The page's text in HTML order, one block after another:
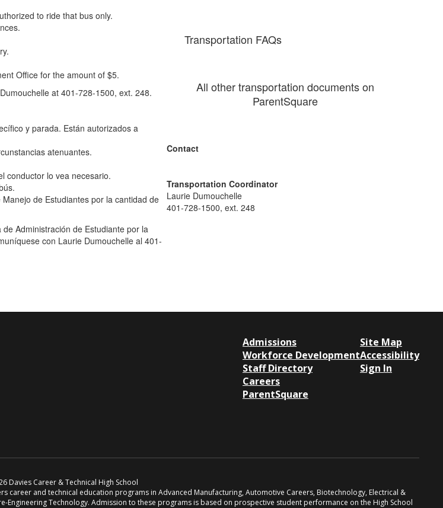
to ride that bus only.
Office for the amount of $5.
at 401-728-1500, ext. 248.
y parada. Están autorizados a
atenuantes.
conductor lo vea necesario.
de Estudiantes por la cantidad de
Administración de Estudiante por la
con Laurie Dumouchelle al 401-
Transportation FAQs
All other transportation documents on
ParentSquare
Contact
Transportation Coordinator
Laurie Dumouchelle
401-728-1500, ext. 248
Admissions
Workforce Development
Staff Directory
Careers
ParentSquare
Site Map
Accessibility
Sign In
Davies Career & Technical High School
career and technical education programs in Advanced Manufacturing, Automotive Careers, Biotechnology, Electrical &
Engineering Technology. Admission to these programs is based on prospective student performance on the High School